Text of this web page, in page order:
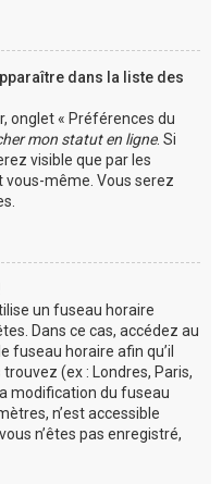
dans la liste des
onglet « Préférences du
mon statut en ligne. Si
visible que par les
même. Vous serez
un fuseau horaire
Dans ce cas, accédez au
fuseau horaire afin qu’il
(ex : Londres, Paris,
modification du fuseau
n’est accessible
n’êtes pas enregistré,